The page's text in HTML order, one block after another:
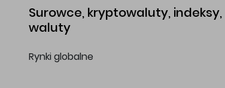
Surowce, kryptowaluty, indeksy,
waluty
Rynki globalne